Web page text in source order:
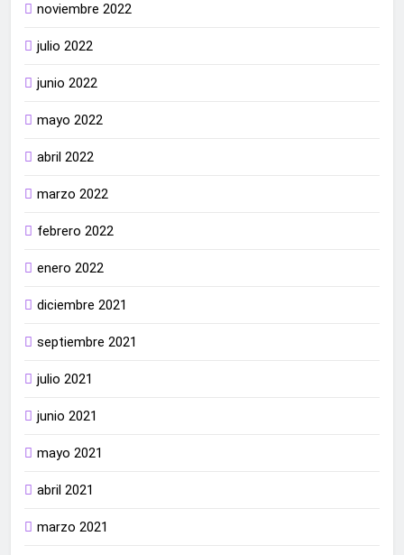
noviembre 2022
julio 2022
junio 2022
mayo 2022
abril 2022
marzo 2022
febrero 2022
enero 2022
diciembre 2021
septiembre 2021
julio 2021
junio 2021
mayo 2021
abril 2021
marzo 2021